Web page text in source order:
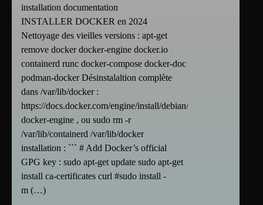
installation documentation
INSTALLER DOCKER en 2024
Nettoyage des vieilles versions : apt-get
remove docker docker-engine docker.io
containerd runc docker-compose docker-doc
podman-docker Désinstalaltion complète
dans /var/lib/docker :
https://docs.docker.com/engine/install/debian/#uninstall-
docker-engine , ou sudo rm -r
/var/lib/containerd /var/lib/docker
installation : ``` # Add Docker’s official
GPG key : sudo apt-get update sudo apt-get
install ca-certificates curl #sudo install -
m (…)